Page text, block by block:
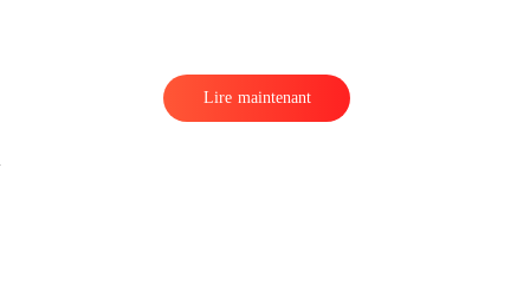
Lire maintenant